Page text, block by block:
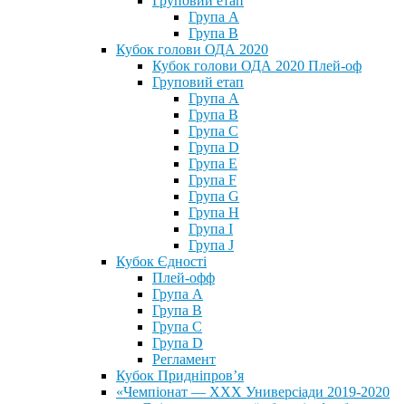
Група А
Група В
Кубок голови ОДА 2020
Кубок голови ОДА 2020 Плей-оф
Груповий етап
Група A
Група B
Група C
Група D
Група E
Група F
Група G
Група H
Група I
Група J
Кубок Єдності
Плей-офф
Група А
Група В
Група С
Група D
Регламент
Кубок Придніпров’я
«Чемпіонат — ХХХ Универсіади 2019-2020